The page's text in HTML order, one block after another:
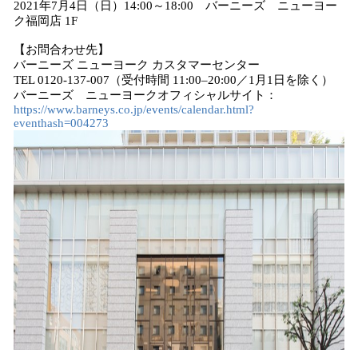
2021年7月4日（日）14:00～18:00 バーニーズ ニューヨー
ク福岡店 1F
【お問合わせ先】
バーニーズ ニューヨーク カスタマーセンター
TEL 0120-137-007（受付時間 11:00–20:00／1月1日を除く）
バーニーズ ニューヨークオフィシャルサイト：
https://www.barneys.co.jp/events/calendar.html?
eventhash=004273